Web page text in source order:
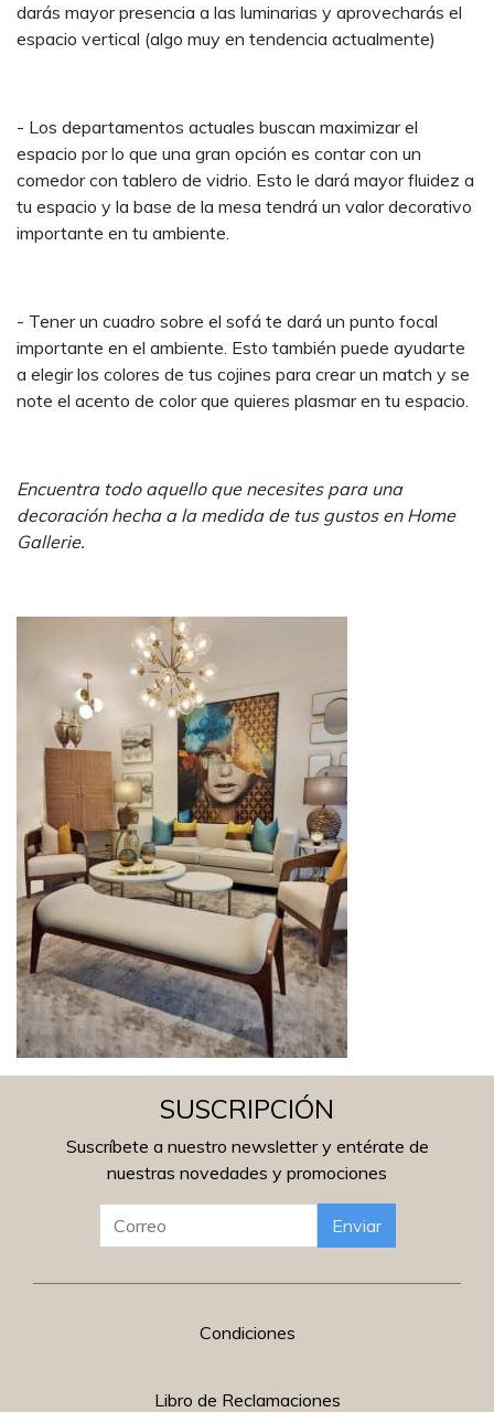
darás mayor presencia a las luminarias y aprovecharás el
espacio vertical (algo muy en tendencia actualmente)
- Los departamentos actuales buscan maximizar el
espacio por lo que una gran opción es contar con un
comedor con tablero de vidrio. Esto le dará mayor fluidez a
tu espacio y la base de la mesa tendrá un valor decorativo
importante en tu ambiente.
- Tener un cuadro sobre el sofá te dará un punto focal
importante en el ambiente. Esto también puede ayudarte
a elegir los colores de tus cojines para crear un match y se
note el acento de color que quieres plasmar en tu espacio.
Encuentra todo aquello que necesites para una
decoración hecha a la medida de tus gustos en Home
Gallerie.
SUSCRIPCIÓN
Suscríbete a nuestro newsletter y entérate de
nuestras novedades y promociones
Enviar
Condiciones
Libro de Reclamaciones